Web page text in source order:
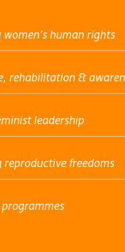
human rights
rehabilitation &
leadership
reproductive freedoms